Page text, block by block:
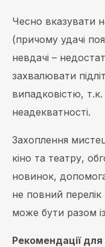
Чесно вказувати
(причому удачі
невдачі –
захвалювати
випадковістю,
неадекватності.
Захоплення
кіно та театру,
новинок,
не повний
може бути разом
Рекомендації для